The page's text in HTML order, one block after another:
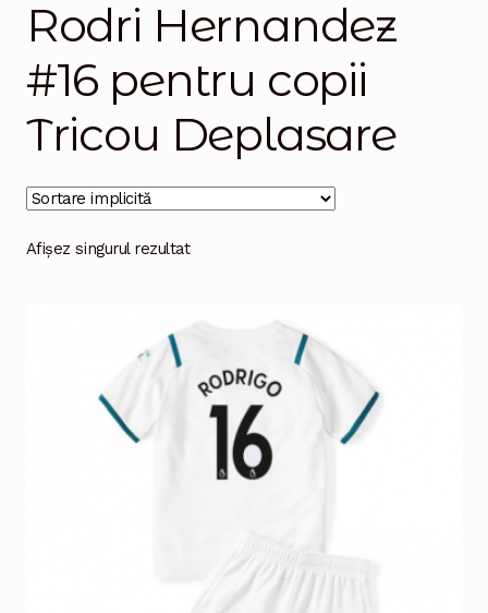
Rodri Hernandez
#16 pentru copii
Tricou Deplasare
Afișez singurul rezultat